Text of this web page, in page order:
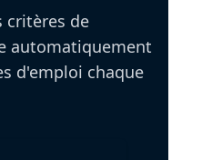
critères de
automatiquement
d'emploi chaque